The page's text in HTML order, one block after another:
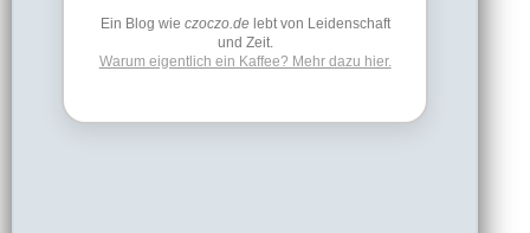
Ein Blog wie czoczo.delebt von Leidenschaft
und Zeit.
Warum eigentlich ein Kaffee? Mehr dazu hier.